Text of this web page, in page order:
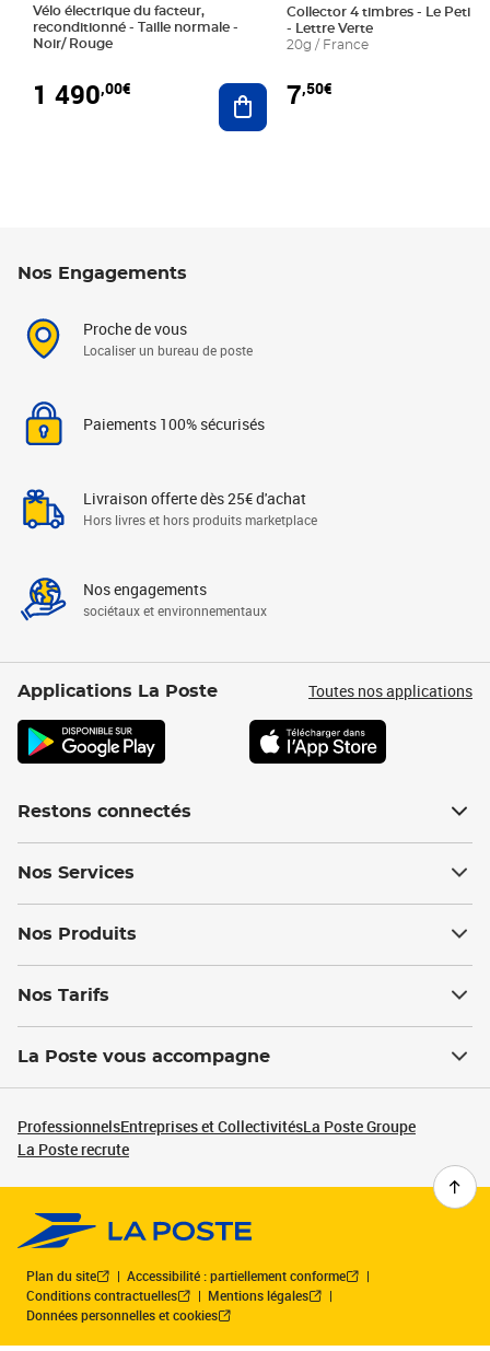
Vélo électrique du facteur,
reconditionné - Taille normale -
Noir/ Rouge
1 490,00€ Ajouter au panier
Collector 4 timbres - Le Petit
- Lettre Verte
20g / France
7,50€
Nos Engagements
Proche de vous
Localiser un bureau de poste
Paiements 100% sécurisés
Livraison offerte dès 25€ d'achat
Hors livres et hors produits marketplace
Nos engagements
sociétaux et environnementaux
Applications La Poste Toutes nos applications
Restons connectés
Nos Services
Nos Produits
Nos Tarifs
La Poste vous accompagne
ProfessionnelsEntreprises et CollectivitésLa Poste Groupe
La Poste recrute
Plan du site
Accessibilité : partiellement conforme
Conditions contractuelles
Mentions légales
Données personnelles et cookies